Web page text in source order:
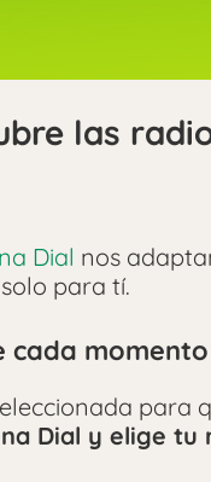
las
Dial nos
para tí.
cada
para
Dial y elige tu